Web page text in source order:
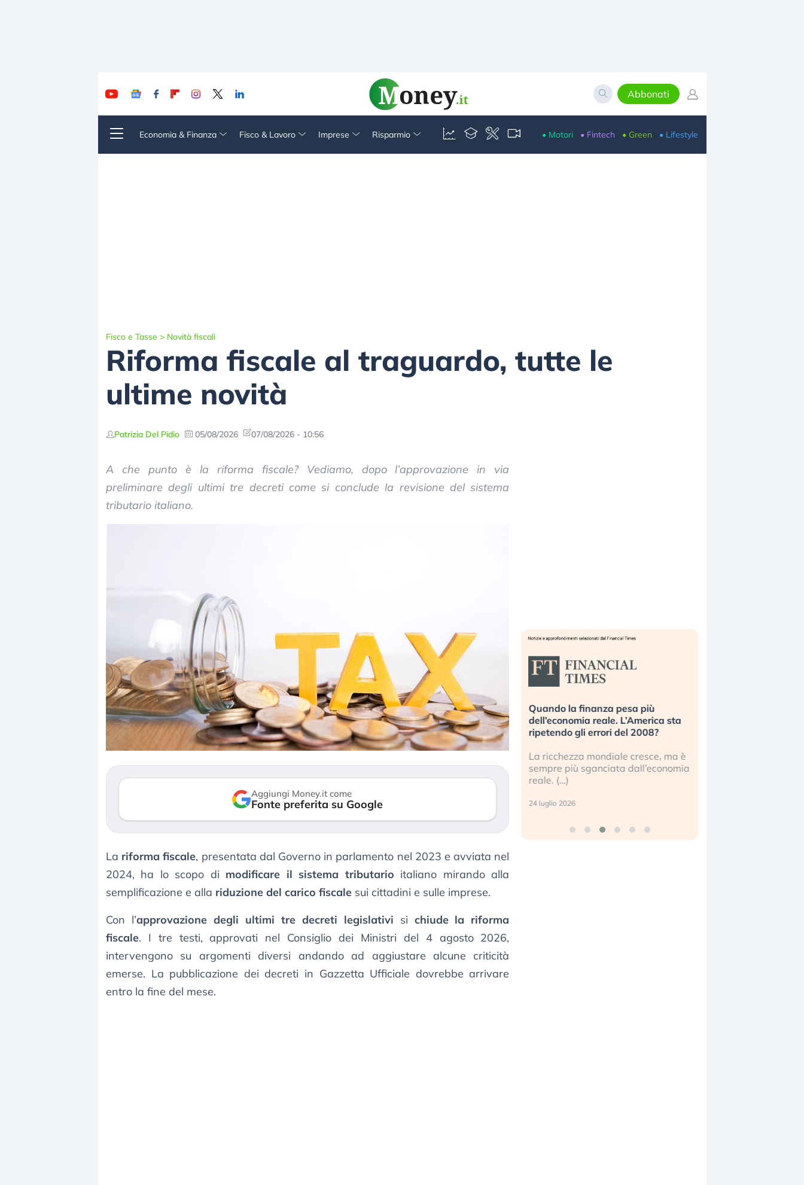
Abbonati
Economia & Finanza Fisco & Lavoro Imprese Risparmio • Motori • Fintech • Green • Lifestyle
Fisco e Tasse > Novità fiscali
Riforma fiscale al traguardo, tutte le
ultime novità
Patrizia Del Pidio 05/08/2026 07/08/2026 - 10:56
A che punto è la riforma fiscale? Vediamo, dopo l’approvazione in via
preliminare degli ultimi tre decreti come si conclude la revisione del sistema
tributario italiano.
Aggiungi Money.it come
Fonte preferita su Google
La riforma fiscale, presentata dal Governo in parlamento nel 2023 e avviata nel
2024, ha lo scopo di modificare il sistema tributario italiano mirando alla
semplificazione e alla riduzione del carico fiscale sui cittadini e sulle imprese.
Con l’approvazione degli ultimi tre decreti legislativi si chiude la riforma
fiscale. I tre testi, approvati nel Consiglio dei Ministri del 4 agosto 2026,
intervengono su argomenti diversi andando ad aggiustare alcune criticità
emerse. La pubblicazione dei decreti in Gazzetta Ufficiale dovrebbe arrivare
entro la fine del mese.
Dalle valutazioni estreme alla
correzione. Cosa sta guidando il
repricing degli asset?
mostrando segni di stanchezza
verso le (…)
«La mia vita è rovinata». Investitori
in preda al panico dopo lo scoppio
della bolla AI
Kospi, mentre gli investitori retail (…)
30 luglio 2026
Quando la finanza pesa più
dell’economia reale. L’America sta
ripetendo gli errori del 2008?
La ricchezza mondiale cresce, ma è
sempre più sganciata dall’economia
reale. (…)
24 luglio 2026